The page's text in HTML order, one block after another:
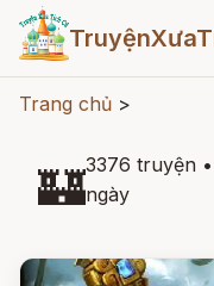
Trang chủ >
🏰3376 truyện •
ngày